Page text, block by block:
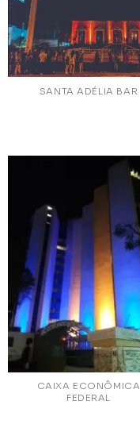
SANTA ADÉLIA BAR
CAIXA ECONÔMICA
FEDERAL